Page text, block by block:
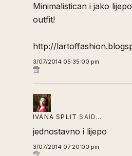
Minimalistican i jako
outfit!
http://
3/07/2014 05:35:00 pm
IVANA SPLIT SAID…
jednostavno i lijepo
3/07/2014 07:20:00 pm